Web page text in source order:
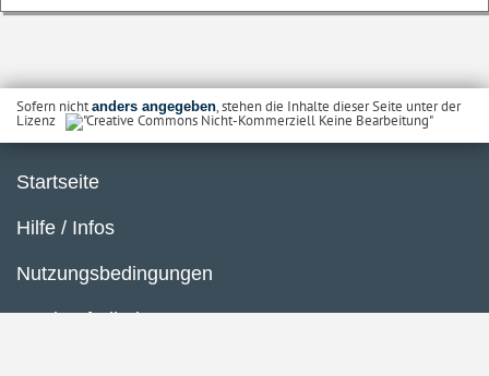
Sofern nichtanders angegeben, stehen die Inhalte dieser Seite unter der
Lizenz
Startseite
Hilfe / Infos
Nutzungsbedingungen
Barrierefreiheit